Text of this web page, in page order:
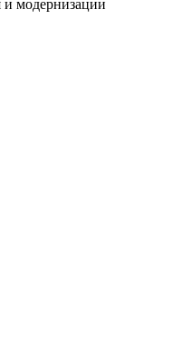
и модернизации